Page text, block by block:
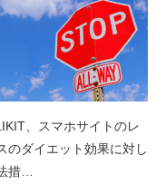
、スマホサイトのレ
のダイエット効果に対し
措…